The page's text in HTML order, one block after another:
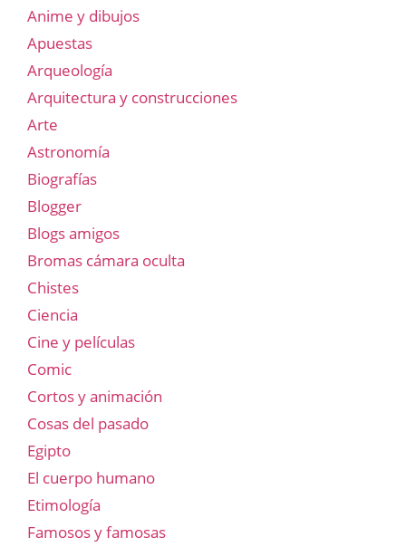
Anime y dibujos
Apuestas
Arqueología
Arquitectura y construcciones
Arte
Astronomía
Biografías
Blogger
Blogs amigos
Bromas cámara oculta
Chistes
Ciencia
Cine y películas
Comic
Cortos y animación
Cosas del pasado
Egipto
El cuerpo humano
Etimología
Famosos y famosas